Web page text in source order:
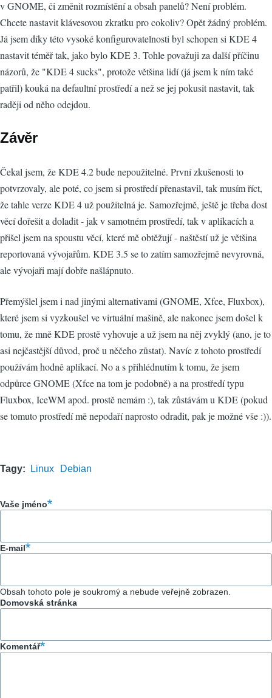
v GNOME, či změnit rozmístění a obsah panelů? Není problém.
Chcete nastavit klávesovou zkratku pro cokoliv? Opět žádný problém.
Já jsem díky této vysoké konfigurovatelnosti byl schopen si KDE 4
nastavit téměř tak, jako bylo KDE 3. Tohle považuji za další příčinu
názorů, že "KDE 4 sucks", protože většina lidí (já jsem k ním také
patřil) kouká na defaultní prostředí a než se jej pokusit nastavit, tak
raději od něho odejdou.
Závěr
Čekal jsem, že KDE 4.2 bude nepoužitelné. První zkušenosti to
potvrzovaly, ale poté, co jsem si prostředí přenastavil, tak musím říct,
že tahle verze KDE 4 už použitelná je. Samozřejmě, ještě je třeba dost
věcí dořešit a doladit - jak v samotném prostředí, tak v aplikacích a
přišel jsem na spoustu věcí, které mě obtěžují - naštěstí už je většina
reportovaná vývojařům. KDE 3.5 se to zatím samozřejmě nevyrovná,
ale vývojaři mají dobře našlápnuto.
Přemýšlel jsem i nad jinými alternativami (GNOME, Xfce, Fluxbox),
které jsem si vyzkoušel ve virtuální mašině, ale nakonec jsem došel k
tomu, že mně KDE prostě vyhovuje a už jsem na něj zvyklý (ano, je to
asi nejčastější důvod, proč u něčeho zůstat). Navíc z tohoto prostředí
používám hodně aplikací. No a s přihlédnutím k tomu, že jsem
odpůrce GNOME (Xfce na tom je podobně) a na prostředí typu
Fluxbox, IceWM apod. prostě nemám :), tak zůstávám u KDE (pokud
se tomuto prostředí mě nepodaří naprosto odradit, pak je možné vše :)).
Tagy Linux Debian
Vaše jméno
E-mail
Obsah tohoto pole je soukromý a nebude veřejně zobrazen.
Domovská stránka
Komentář